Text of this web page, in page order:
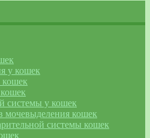
у кошек
кошек
системы у кошек
мочевыделения кошек
системы кошек